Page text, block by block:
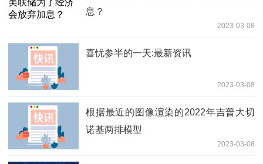
息？
2023-03-08
喜忧参半的一天:最新资讯
2023-03-08
根据最近的图像渲染的2022年吉普大切
诺基两排模型
2023-03-08